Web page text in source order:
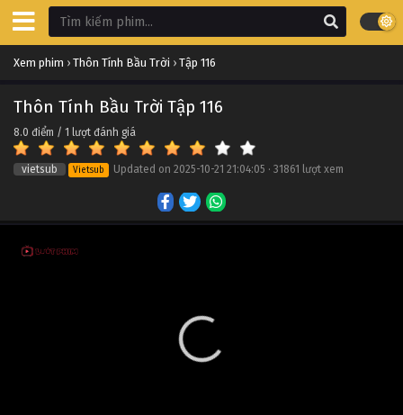
Xem phim › Thôn Tính Bầu Trời › Tập 116
Thôn Tính Bầu Trời Tập 116
8.0 điểm / 1 lượt đánh giá
vietsub Vietsub Updated on 2025-10-21 21:04:05 · 31861 lượt xem
Thôn Tính Bầu Trời Tập 126
Tập 126
Thôn Tính Bầu Trời Tập 125
Tập 125
Thôn Tính Bầu Trời Tập 122